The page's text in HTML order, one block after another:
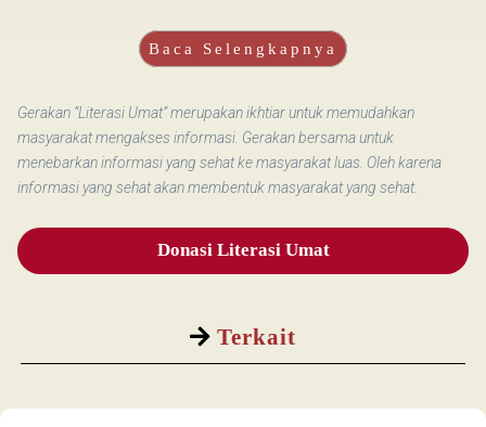
Terkait
Baca Selengkapnya
Gerakan “Literasi Umat” merupakan ikhtiar untuk memudahkan
masyarakat mengakses informasi. Gerakan bersama untuk
menebarkan informasi yang sehat ke masyarakat luas. Oleh karena
informasi yang sehat akan membentuk masyarakat yang sehat.
Donasi Literasi Umat